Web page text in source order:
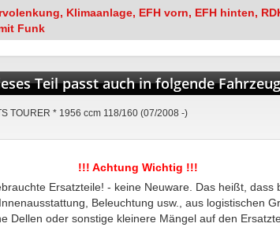
Klimaanlage, EFH vorn, EFH hinten,
Funk
Teil passt auch in folgende
TOURER * 1956 ccm 118/160 (07/2008 -)
!!! Achtung Wichtig !!!
Ersatzteile! - keine Neuware. Das heißt, dass
Beleuchtung usw., aus logistischen
Dellen oder sonstige kleinere Mängel auf den